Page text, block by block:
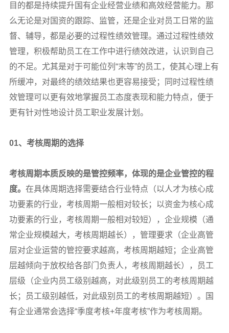
目的都是持续提升国有企业经营业绩和高效经营能力。那
么无论是对国资的跟踪、监管，还是企业对员工日常的监
督、辅导，都是必要的过程性绩效管理。通过过程性绩效
管理，积极帮助员工在工作中进行绩效改进，认识到自己
的不足。尤其是对于可能位列“末等”的员工，使其心理上有
所缓冲，对最终的绩效结果也更容易接受；同时过程性绩
效管理可以更有效地掌握员工态度表现和能力特点，便于
更有针对性地设计员工职业发展计划。
01、考核周期的选择
考核周期本质反映的是管控频率，体现的是企业管控的程
度。 在具体周期选择需要结合行业特点（以人才为核心成
功要素的行业，考核周期一般相对较长；以资金为核心成
功要素的行业，考核周期一般相对较短），企业规模（通
常企业规模越大，考核周期越长），管理要求（企业高管
层对企业运营的管控要求越高，考核周期越短；企业高管
层越倾向于放权给各部门负责人，考核周期越长），员工
层级（企业内员工级别越高，对此级别员工的考核周期越
长；员工级别越低，对此级别员工的考核周期越短）。国
有企业通常会选择“季度考核+年度考核”作为考核周期。